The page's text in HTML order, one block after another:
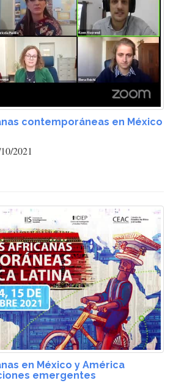
contemporáneas en México
2021
en México y América
emergentes